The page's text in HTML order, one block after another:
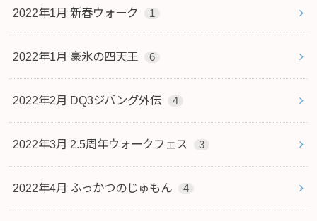
2022年1月 新春ウォーク 1
2022年1月 豪氷の四天王 6
2022年2月 DQ3ジパング外伝 4
2022年3月 2.5周年ウォークフェス 3
2022年4月 ふっかつのじゅもん 4